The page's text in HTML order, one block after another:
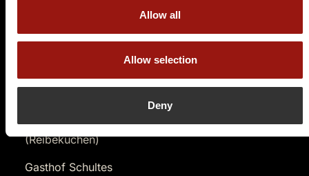
Allow all
Allow selection
Deny
20.02.2027 19:00 Uhr
Sherlock Holmes und der vergiftete Rievkooche
(Reibekuchen)
Gasthof Schultes